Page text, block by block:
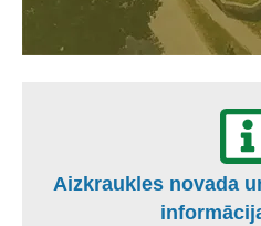
Aizkraukles novada